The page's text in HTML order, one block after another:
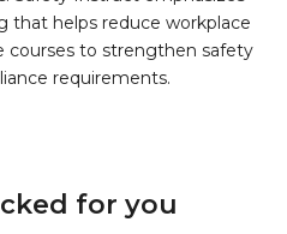
that helps reduce workplace
courses to strengthen safety
requirements.
for you